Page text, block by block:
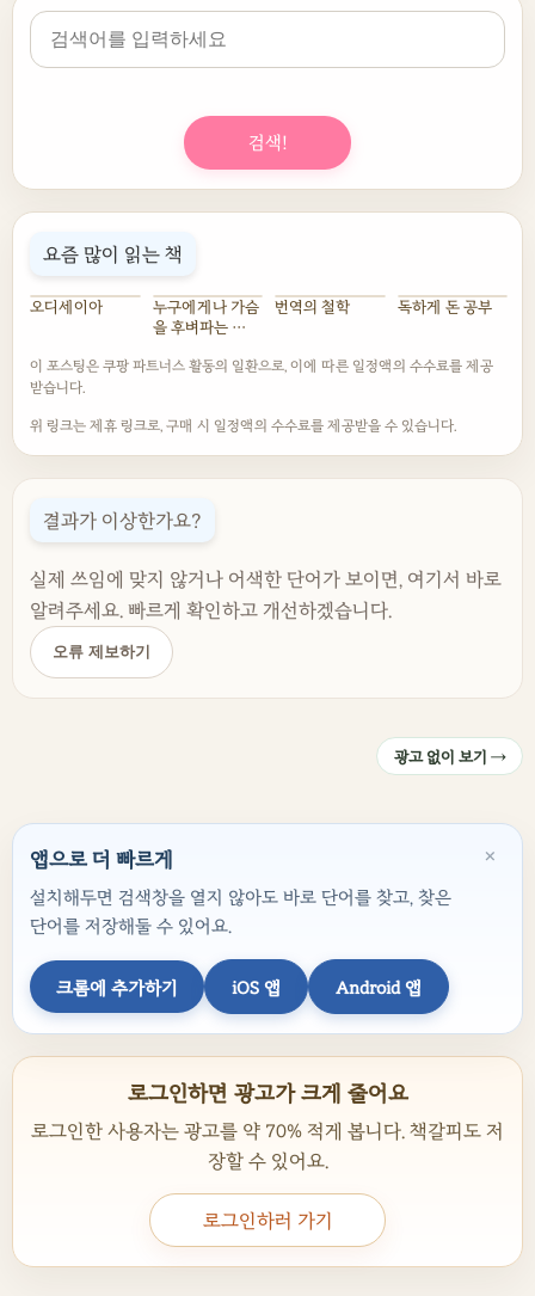
검색!
요즘 많이 읽는 책
오디세이아
누구에게나 가슴
을 후벼파는 대
번역의 철학 독하게 돈 공부
이 포스팅은 쿠팡 파트너스 활동의 일환으로, 이에 따른 일정액의 수수료를 제공
받습니다.
위 링크는 제휴 링크로, 구매 시 일정액의 수수료를 제공받을 수 있습니다.
결과가 이상한가요?
실제 쓰임에 맞지 않거나 어색한 단어가 보이면, 여기서 바로
알려주세요. 빠르게 확인하고 개선하겠습니다.
오류 제보하기
광고 없이 보기 →
×
앱으로 더 빠르게
설치해두면 검색창을 열지 않아도 바로 단어를 찾고, 찾은
단어를 저장해둘 수 있어요.
크롬에 추가하기 iOS 앱 Android 앱
로그인하면 광고가 크게 줄어요
로그인한 사용자는 광고를 약 70% 적게 봅니다. 책갈피도 저
장할 수 있어요.
로그인하러 가기